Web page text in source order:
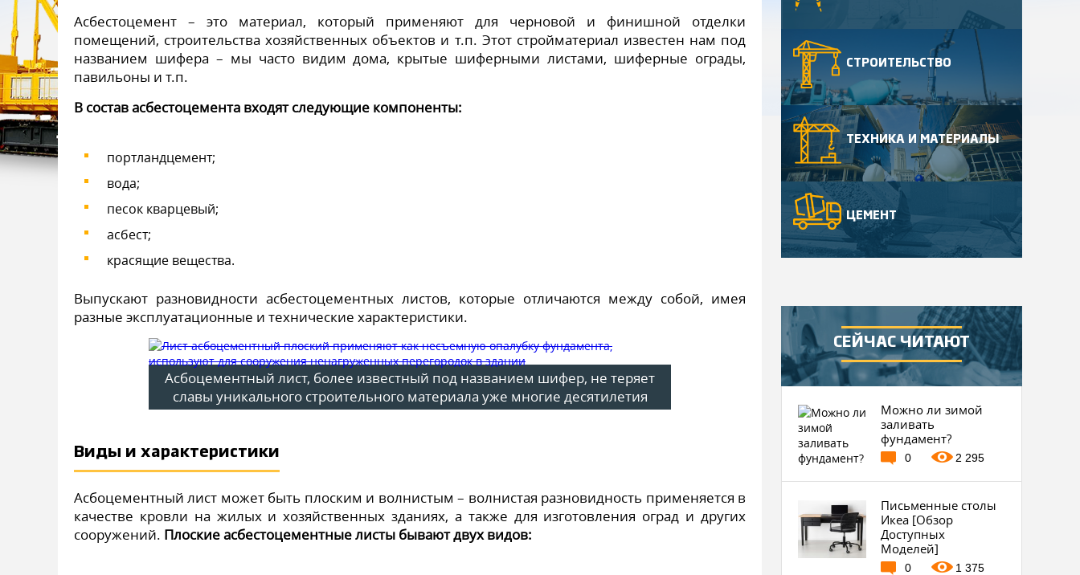
Асбестоцемент – это материал, который применяют для черновой и финишной отделки
помещений, строительства хозяйственных объектов и т.п. Этот стройматериал известен нам под
названием шифера – мы часто видим дома, крытые шиферными листами, шиферные ограды,
павильоны и т.п.
В состав асбестоцемента входят следующие компоненты:
портландцемент;
вода;
песок кварцевый;
асбест;
красящие вещества.
Выпускают разновидности асбестоцементных листов, которые отличаются между собой, имея
разные эксплуатационные и технические характеристики.
Асбоцементный лист, более известный под названием шифер, не теряет
славы уникального строительного материала уже многие десятилетия
Виды и характеристики
Асбоцементный лист может быть плоским и волнистым – волнистая разновидность применяется в
качестве кровли на жилых и хозяйственных зданиях, а также для изготовления оград и других
сооружений. Плоские асбестоцементные листы бывают двух видов:
СТРОИТЕЛЬСТВО
ТЕХНИКА И МАТЕРИАЛЫ
ЦЕМЕНТ
СЕЙЧАС ЧИТАЮТ
Можно ли зимой
заливать
фундамент?
0 2 295
Письменные столы
Икеа [Обзор
Доступных
Моделей]
0 1 375